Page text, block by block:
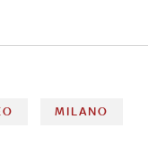
MILANO